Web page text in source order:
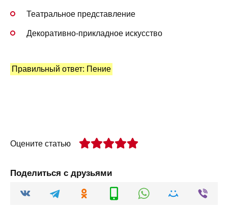
Театральное представление
Декоративно-прикладное искусство
Правильный ответ: Пение
Оцените статью
Поделиться с друзьями